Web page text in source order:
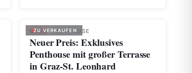
ZU VERKAUFEN
GRAZ· PENTHOUSE
Neuer Preis: Exklusives
Penthouse mit großer Terrasse
in Graz-St. Leonhard